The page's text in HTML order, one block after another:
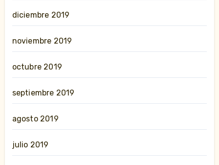
diciembre 2019
noviembre 2019
octubre 2019
septiembre 2019
agosto 2019
julio 2019